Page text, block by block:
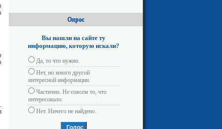
Опрос
Вы нашли на сайте ту
информацию, которую искали?
Да, то что нужно.
Нет, но много другой
интересной информации.
Частично. Не совсем то, что
интересовало.
Нет. Ничего не найдено.